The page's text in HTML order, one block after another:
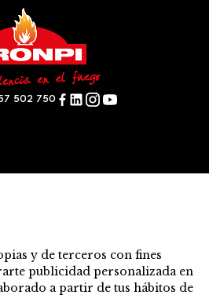
502 750
y de terceros con fines
publicidad personalizada en
a partir de tus hábitos de